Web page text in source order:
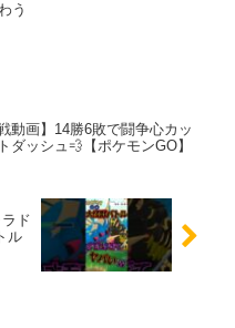
う
動画】14勝6敗で闘争心カッ
ダッシュ💨【ポケモンGO】
ド
ル